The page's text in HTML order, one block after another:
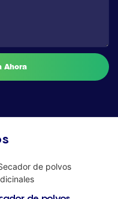
Ahora